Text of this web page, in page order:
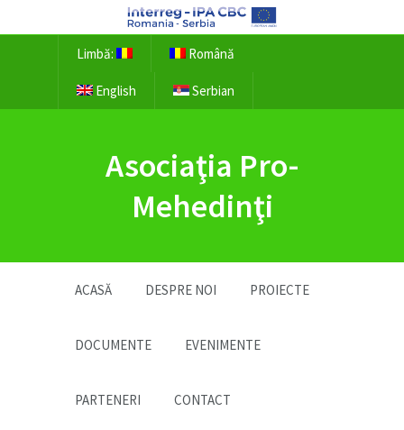
Limbă: Română
English Serbian
Asociaţia Pro-
Mehedinţi
ACASĂ DESPRE NOI PROIECTE
DOCUMENTE EVENIMENTE
PARTENERI CONTACT